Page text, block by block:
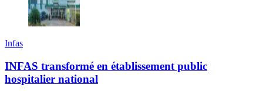
Infas
INFAS transformé en établissement public
hospitalier national